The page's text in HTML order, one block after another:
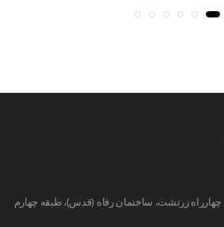
چهارراه زرتشت، ساختمان رفاه (قدس)، طبقه چهارم